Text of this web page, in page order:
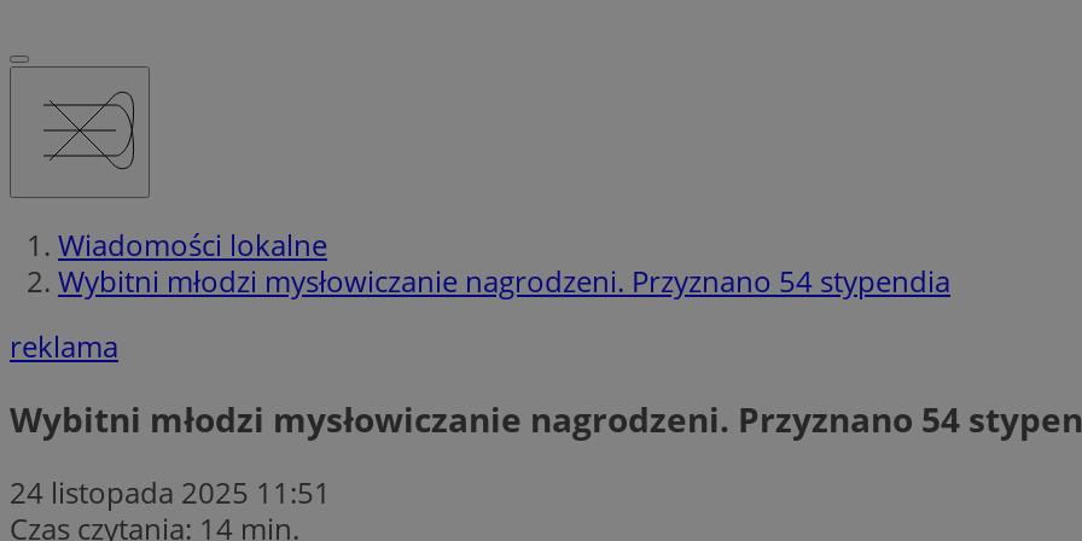
Wiadomości lokalne
Wybitni młodzi mysłowiczanie nagrodzeni. Przyznano 54 stypendia
reklama
Wybitni młodzi mysłowiczanie nagrodzeni. Przyznano 54
24 listopada 2025 11:51
Czas czytania: 14 min.